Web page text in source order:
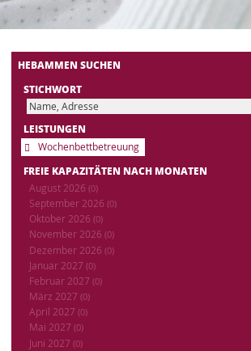
HEBAMMEN SUCHEN
STICHWORT
LEISTUNGEN
Wochenbettbetreuung
FREIE KAPAZITÄTEN NACH MONATEN
August 2026 (0)
September 2026 (0)
Oktober 2026 (0)
November 2026 (0)
Dezember 2026 (0)
Januar 2027 (0)
Februar 2027 (0)
März 2027 (0)
April 2027 (0)
Mai 2027 (0)
Juni 2027 (0)